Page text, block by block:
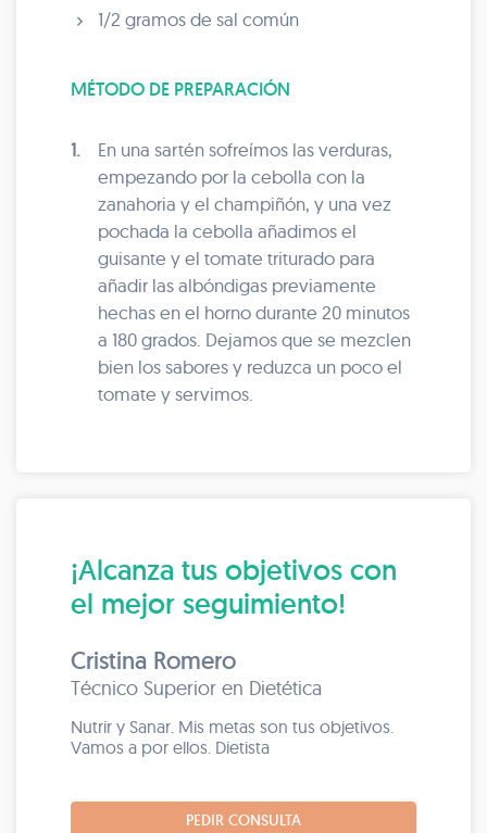
1/2 gramos de sal común
MÉTODO DE PREPARACIÓN
1.
En una sartén sofreímos las verduras,
empezando por la cebolla con la
zanahoria y el champiñón, y una vez
pochada la cebolla añadimos el
guisante y el tomate triturado para
añadir las albóndigas previamente
hechas en el horno durante 20 minutos
a 180 grados. Dejamos que se mezclen
bien los sabores y reduzca un poco el
tomate y servimos.
¡Alcanza tus objetivos con
el mejor seguimiento!
Cristina Romero
Técnico Superior en Dietética
Nutrir y Sanar. Mis metas son tus objetivos.
Vamos a por ellos. Dietista
PEDIR CONSULTA